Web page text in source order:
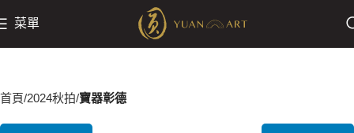
菜單
首頁 2024秋拍 寶器彰德